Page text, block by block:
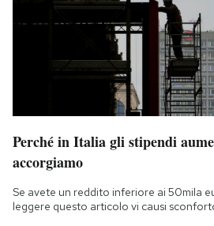
Perché in Italia gli stipendi
accorgiamo
Se avete un reddito inferiore ai 50mila
leggere questo articolo vi causi